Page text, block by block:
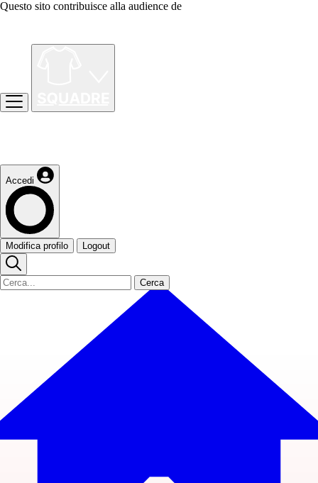
Questo sito contribuisce alla audience de
Accedi
Modifica profilo Logout
Cerca